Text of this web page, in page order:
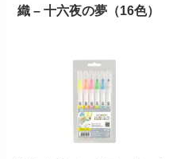
織 – 十六夜の夢（16色）